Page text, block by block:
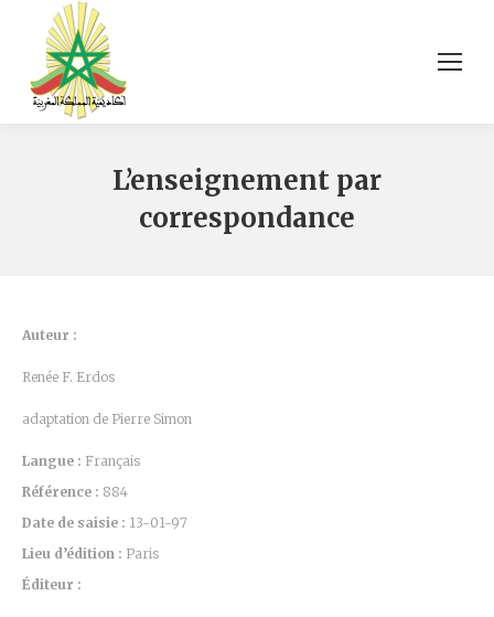
L’enseignement par
correspondance
Auteur :
Renée F. Erdos
adaptation de Pierre Simon
Langue : Français
Référence : 884
Date de saisie : 13-01-97
Lieu d’édition : Paris
Éditeur :